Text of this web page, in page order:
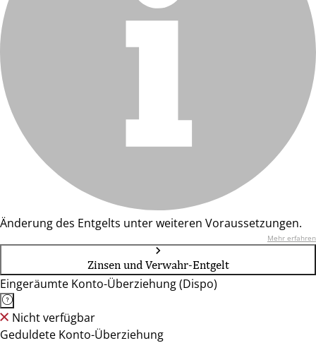
Änderung des Entgelts unter weiteren Voraussetzungen.
Mehr erfahren
Zinsen und Verwahr-Entgelt
Eingeräumte Konto-Überziehung (Dispo)
Nicht verfügbar
Geduldete Konto-Überziehung